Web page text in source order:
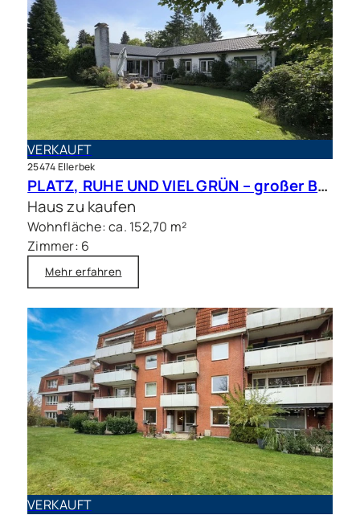
VERKAUFT
25474 Ellerbek
PLATZ, RUHE UND VIEL GRÜN – großer Bungalow mit Traumgrundstück in bester Lage
Haus zu kaufen
Wohnfläche: ca. 152,70 m²
Zimmer: 6
Mehr erfahren
VERKAUFT